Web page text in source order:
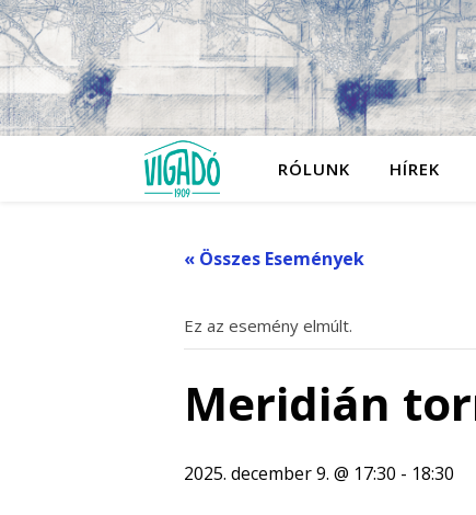
RÓLUNK HÍREK
« Összes Események
Ez az esemény elmúlt.
Meridián
2025. december 9. @ 17:30 - 18:30